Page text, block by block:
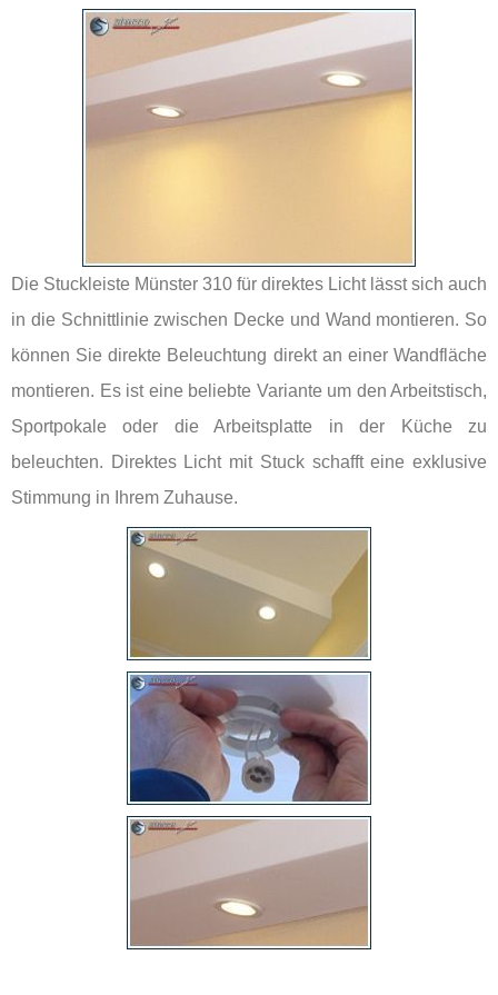
Die Stuckleiste Münster 310 für direktes Licht lässt sich auch
in die Schnittlinie zwischen Decke und Wand montieren. So
können Sie direkte Beleuchtung direkt an einer Wandfläche
montieren. Es ist eine beliebte Variante um den Arbeitstisch,
Sportpokale oder die Arbeitsplatte in der Küche zu
beleuchten. Direktes Licht mit Stuck schafft eine exklusive
Stimmung in Ihrem Zuhause.